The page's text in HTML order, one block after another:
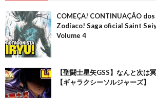
COMEÇA! CONTINUAÇÃO
Zodíaco! Saga oficial Saint
Volume 4
【聖闘士星矢GSS】なんと次は
【ギャラクシーソルジャーズ】